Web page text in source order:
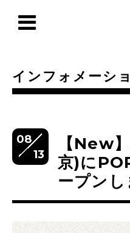
インフォメーシ
08
13
【New
京)に
ープンし